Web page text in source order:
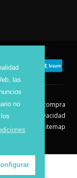
las
no
de compra
Política de Privacidad
Cookies
Sitemap